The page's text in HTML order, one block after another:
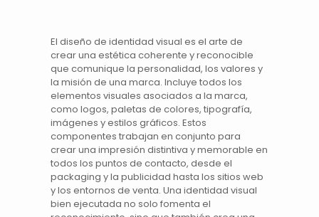
El diseño deidentidad visual es el arte de
crear una estética coherente y reconocible
que comunique la personalidad, los valores y
la misión de unamarca. Incluye todos los
elementos visuales asociados a la marca,
comologos, paletas de colores, tipografía,
imágenes y estilos gráficos. Estos
componentes trabajan en conjunto para
crear una impresión distintiva y memorable en
todos los puntos de contacto, desde el
packaging y lapublicidad hasta lossitios web
y los entornos de venta. Una identidad visual
bien ejecutada no solo fomenta el